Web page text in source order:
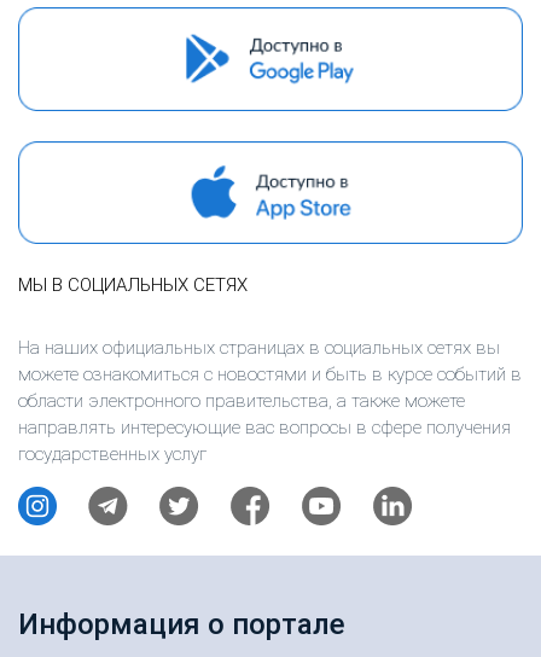
МЫ В СОЦИАЛЬНЫХ СЕТЯХ
На наших официальных страницах в социальных сетях вы
можете ознакомиться с новостями и быть в курсе событий в
области электронного правительства, а также можете
направлять интересующие вас вопросы в сфере получения
государственных услуг
Информация о портале